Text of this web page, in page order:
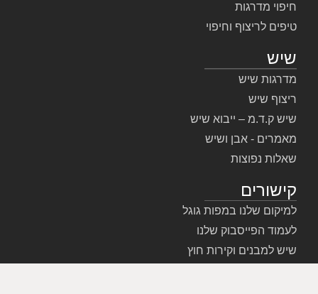
חיפוי מדרגות
טיפים לריצוף וחיפוי
שיש
מדרגות שיש
ריצוף שיש
שיש ק.ד.מ – ייבוא שיש
מאמרים - אבן ושיש
שאלות נפוצות
קישורים
למיקום שלנו במפות גוגל
לעמוד הפייסבוק שלנו
שיש למבנים וקירות חוץ